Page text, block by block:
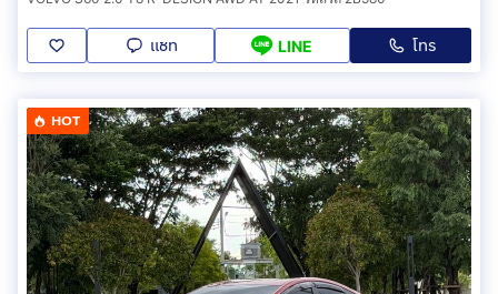
แชท LINE โทร
HOT